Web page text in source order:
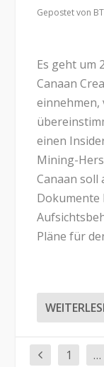
Gepostet von
Es geht um
Canaan
einnehmen,
einen
Mining-
Canaan
Dokumente
Pläne für
1 …